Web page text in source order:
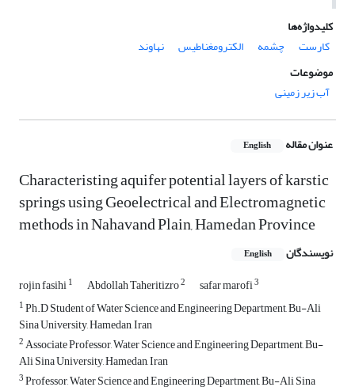
کلیدواژه‌ها
کارست
چشمه الکترومغناطیس
نهاوند
موضوعات
آب زیر زمینی
عنوان مقاله English
Characteristing aquifer potential layers of karstic
springs using Geoelectrical and Electromagnetic
methods in Nahavand Plain, Hamedan Province
نویسندگان English
rojin fasihi1 Abdollah Taheritizro2 safar marofi3
1Ph.D Student of Water Science and Engineering Department, Bu-Ali
Sina University, Hamedan, Iran
2Associate Professor, Water Science and Engineering Department, Bu-
Ali Sina University, Hamedan, Iran
3Professor, Water Science and Engineering Department, Bu-Ali Sina